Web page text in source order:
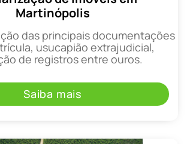
Martinópolis
das principais documentações
usucapião extrajudicial,
de registros entre ouros.
Saiba mais